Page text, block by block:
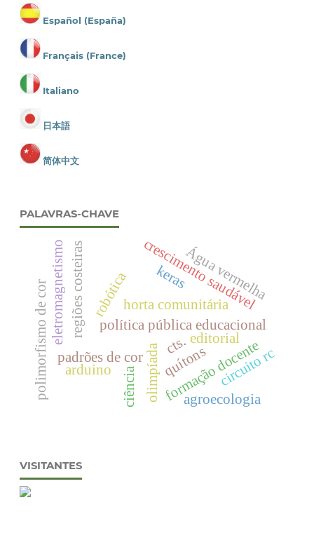
Español (España)
Français (France)
Italiano
日本語
简体中文
PALAVRAS-CHAVE
editorial
olimpíada
política pública educacional
padrões de cor
polimorfismo de cor quítons
regiões costeiras robótica keras
crescimento saudável
formação docente
cts.
horta comunitária
Água vermelha
agroecologia
eletromagnetismo
ciência
arduino circuito rc
VISITANTES